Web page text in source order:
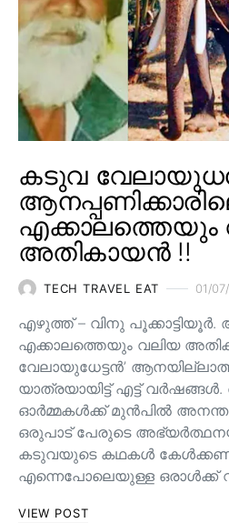
കടുവ
എക്കാലത്തെയും
അതികായൻ !!
TECH TRAVEL EAT 01/
എഴുത്ത് – വിനു പൂക്കാട്ടിയൂർ.
എക്കാലത്തെയും വലിയ
വേലായുധേട്ടൻ’
യാത്രയായിട്ട് എട്ട് വർഷങ്ങൾ.
ഓർമ്മകൾക്ക് മുൻപിൽ
ഒരുപാട് പേരുടെ
കടുവയുടെ കഥകൾ
എന്നെപോലെയുള്ള ഒരാൾക്ക്
VIEW POST